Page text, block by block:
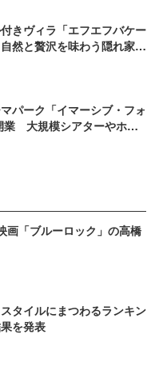
きヴィラ「エフエフバケー
然と贅沢を味わう隠れ家空
パーク「イマーシブ・フォ
業 大規模シアターやホラ
画「ブルーロック」の高橋
タイルにまつわるランキン
を発表